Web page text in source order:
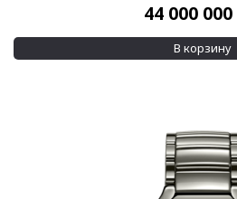
44 000 000
В корзину